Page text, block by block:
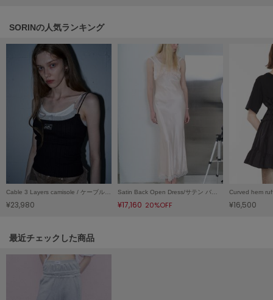
made of Organics
MICHU COQUETTE
ミチュ コケット
MIESROHE
ミースロエ
miies miim
ミーエスミーム
Mila Owen
ミラオーウェン
MOIGE
モワージュ
MUCHA
SORINの人気ランキング
Cable 3 Layers camisole / ケーブル3レイヤーキャミソール
¥23,980
Satin Back Open Dress/サテン バックオープンドレス
¥17,160 20%OFF ¥16,500
関連記事
最近チェックした商品